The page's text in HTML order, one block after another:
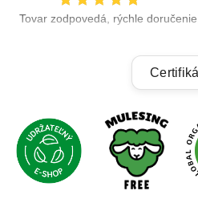
Tovar zodpovedá, rýchle
Linda, Veľký Krtíš
+ kvalitné výrobky, + výhodné
AB
Alzbeta, Zatin